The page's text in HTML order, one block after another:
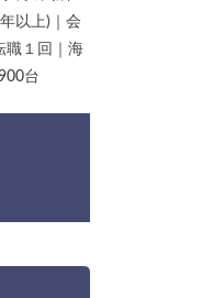
以上)｜会
職１回｜海
台